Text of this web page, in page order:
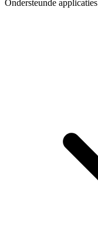
Ondersteunde applicaties